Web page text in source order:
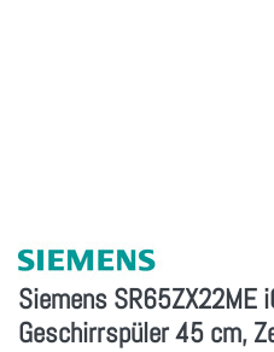
Siemens
Geschirrspüler 45 cm,